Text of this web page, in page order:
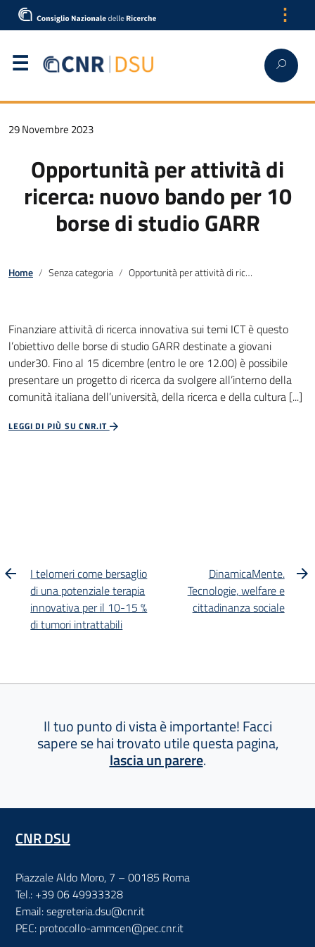
⋮
29 Novembre 2023
Opportunità per attività di
ricerca: nuovo bando per 10
borse di studio GARR
Home Senza categoria Opportunità per attività di ricerca: nuovo bando per 10 borse di studio GARR
Finanziare attività di ricerca innovativa sui temi ICT è questo
l’obiettivo delle borse di studio GARR destinate a giovani
under30. Fino al 15 dicembre (entro le ore 12.00) è possibile
presentare un progetto di ricerca da svolgere all’interno della
comunità italiana dell’università, della ricerca e della cultura [...]
LEGGI DI PIÙ SU CNR.IT
I telomeri come bersaglio
di una potenziale terapia
innovativa per il 10-15 %
di tumori intrattabili
DinamicaMente.
Tecnologie, welfare e
cittadinanza sociale
Il tuo punto di vista è importante! Facci
sapere se hai trovato utile questa pagina,
lascia un parere.
CNR DSU
Piazzale Aldo Moro, 7 – 00185 Roma
Tel.: +39 06 49933328
Email: segreteria.dsu@cnr.it
PEC: protocollo-ammcen@pec.cnr.it